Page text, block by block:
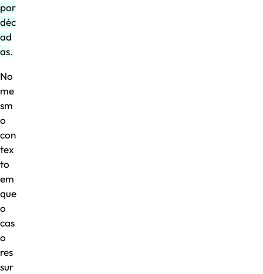
por
déc
ad
as.
No
me
sm
o
con
tex
to
em
que
o
cas
o
res
sur